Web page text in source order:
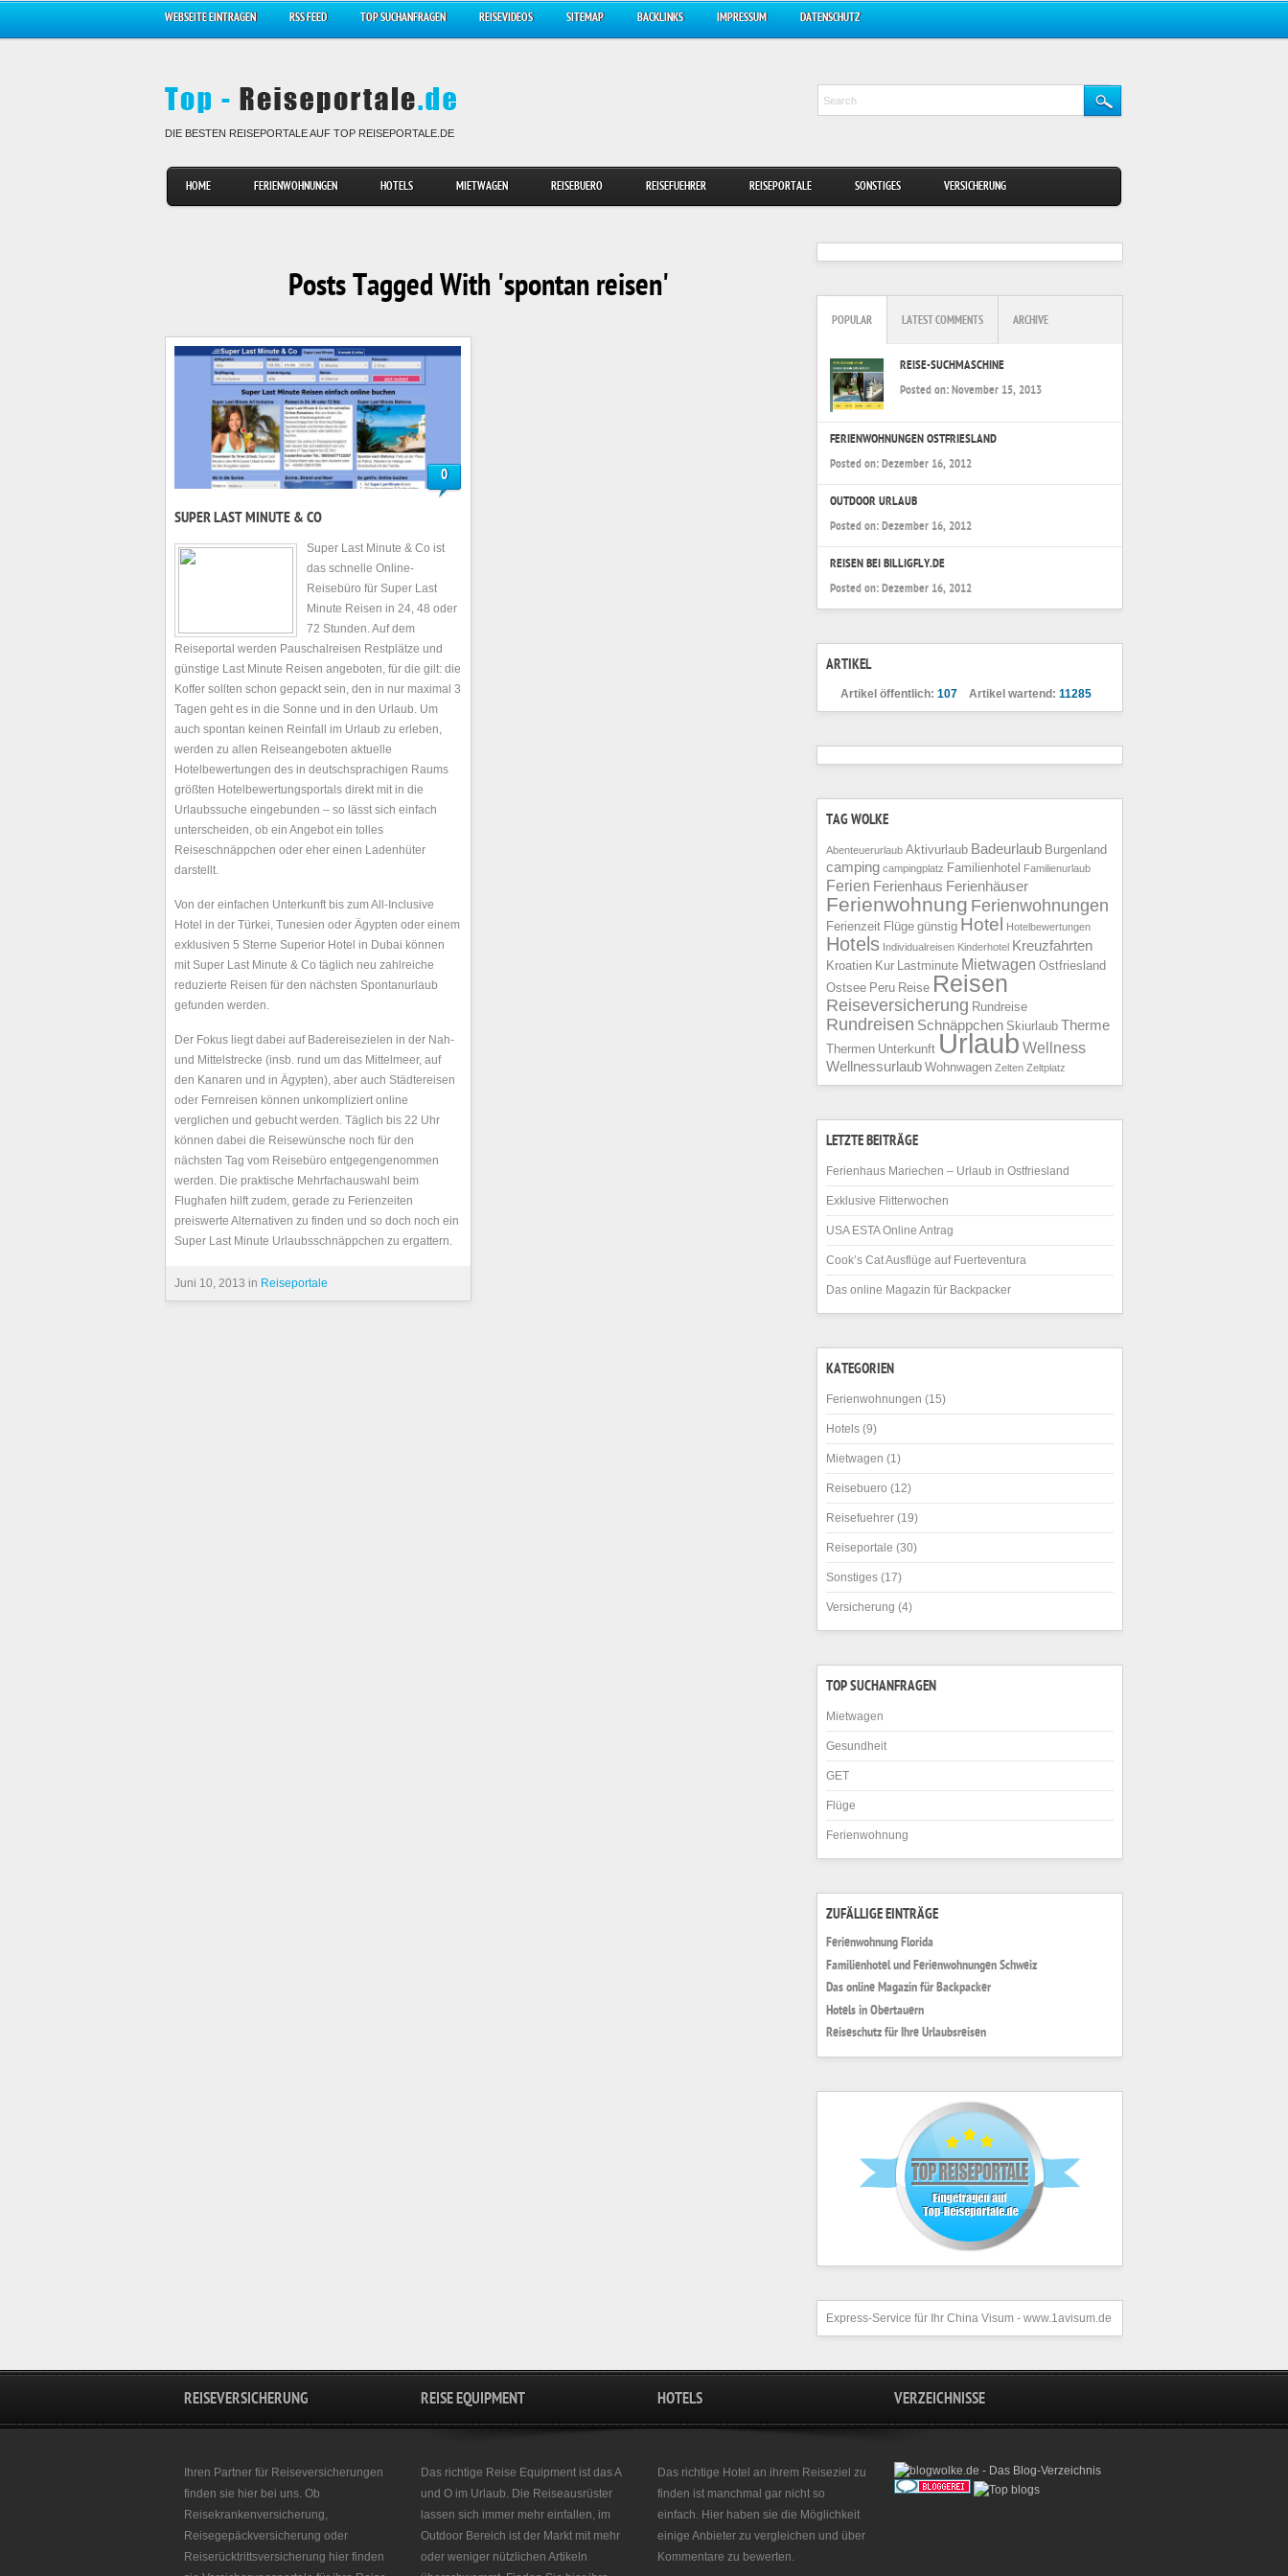
WEBSEITE EINTRAGEN RSS FEED TOP SUCHANFRAGEN REISEVIDEOS SITEMAP BACKLINKS IMPRESSUM DATENSCHUTZ
DIE BESTEN REISEPORTALE AUF TOP REISEPORTALE.DE
HOME FERIENWOHNUNGEN HOTELS MIETWAGEN REISEBUERO REISEFUEHRER REISEPORTALE SONSTIGES VERSICHERUNG
Posts Tagged With 'spontan reisen'
0
SUPER LAST MINUTE & CO
Super Last Minute & Co ist
das schnelle Online-
Reisebüro für Super Last
Minute Reisen in 24, 48 oder
72 Stunden. Auf dem
Reiseportal werden Pauschalreisen Restplätze und
günstige Last Minute Reisen angeboten, für die gilt: die
Koffer sollten schon gepackt sein, den in nur maximal 3
Tagen geht es in die Sonne und in den Urlaub. Um
auch spontan keinen Reinfall im Urlaub zu erleben,
werden zu allen Reiseangeboten aktuelle
Hotelbewertungen des in deutschsprachigen Raums
größten Hotelbewertungsportals direkt mit in die
Urlaubssuche eingebunden – so lässt sich einfach
unterscheiden, ob ein Angebot ein tolles
Reiseschnäppchen oder eher einen Ladenhüter
darstellt.
Von der einfachen Unterkunft bis zum All-Inclusive
Hotel in der Türkei, Tunesien oder Ägypten oder einem
exklusiven 5 Sterne Superior Hotel in Dubai können
mit Super Last Minute & Co täglich neu zahlreiche
reduzierte Reisen für den nächsten Spontanurlaub
gefunden werden.
Der Fokus liegt dabei auf Badereisezielen in der Nah-
und Mittelstrecke (insb. rund um das Mittelmeer, auf
den Kanaren und in Ägypten), aber auch Städtereisen
oder Fernreisen können unkompliziert online
verglichen und gebucht werden. Täglich bis 22 Uhr
können dabei die Reisewünsche noch für den
nächsten Tag vom Reisebüro entgegengenommen
werden. Die praktische Mehrfachauswahl beim
Flughafen hilft zudem, gerade zu Ferienzeiten
preiswerte Alternativen zu finden und so doch noch ein
Super Last Minute Urlaubsschnäppchen zu ergattern.
Juni 10, 2013 in Reiseportale
POPULAR LATEST COMMENTS ARCHIVE
REISE-SUCHMASCHINE
Posted on: November 15, 2013
FERIENWOHNUNGEN OSTFRIESLAND
Posted on: Dezember 16, 2012
OUTDOOR URLAUB
Posted on: Dezember 16, 2012
REISEN BEI BILLIGFLY.DE
Posted on: Dezember 16, 2012
ARTIKEL
Artikel öffentlich: 107Artikel wartend: 11285
TAG WOLKE
Abenteuerurlaub Aktivurlaub Badeurlaub Burgenland
camping campingplatz Familienhotel Familienurlaub
Ferien Ferienhaus Ferienhäuser
Ferienwohnung Ferienwohnungen
Ferienzeit Flüge günstig Hotel Hotelbewertungen
Hotels Individualreisen Kinderhotel Kreuzfahrten
Kroatien Kur Lastminute Mietwagen Ostfriesland
Ostsee Peru Reise Reisen
Reiseversicherung Rundreise
Rundreisen Schnäppchen Skiurlaub Therme
Thermen Unterkunft Urlaub Wellness
Wellnessurlaub Wohnwagen Zelten Zeltplatz
LETZTE BEITRÄGE
Ferienhaus Mariechen – Urlaub in Ostfriesland
Exklusive Flitterwochen
USA ESTA Online Antrag
Cook’s Cat Ausflüge auf Fuerteventura
Das online Magazin für Backpacker
KATEGORIEN
Ferienwohnungen (15)
Hotels (9)
Mietwagen (1)
Reisebuero (12)
Reisefuehrer (19)
Reiseportale (30)
Sonstiges (17)
Versicherung (4)
TOP SUCHANFRAGEN
Mietwagen
Gesundheit
GET
Flüge
Ferienwohnung
ZUFÄLLIGE EINTRÄGE
Ferienwohnung Florida
Familienhotel und Ferienwohnungen Schweiz
Das online Magazin für Backpacker
Hotels in Obertauern
Reiseschutz für Ihre Urlaubsreisen
Express-Service für Ihr China Visum - www.1avisum.de
REISEVERSICHERUNG
Ihren Partner für Reiseversicherungen
finden sie hier bei uns. Ob
Reisekrankenversicherung,
Reisegepäckversicherung oder
Reiserücktrittsversicherung hier finden
REISE EQUIPMENT
Das richtige Reise Equipment ist das A
und O im Urlaub. Die Reiseausrüster
lassen sich immer mehr einfallen, im
Outdoor Bereich ist der Markt mit mehr
oder weniger nützlichen Artikeln
HOTELS
Das richtige Hotel an ihrem Reiseziel zu
finden ist manchmal gar nicht so
einfach. Hier haben sie die Möglichkeit
einige Anbieter zu vergleichen und über
Kommentare zu bewerten.
VERZEICHNISSE